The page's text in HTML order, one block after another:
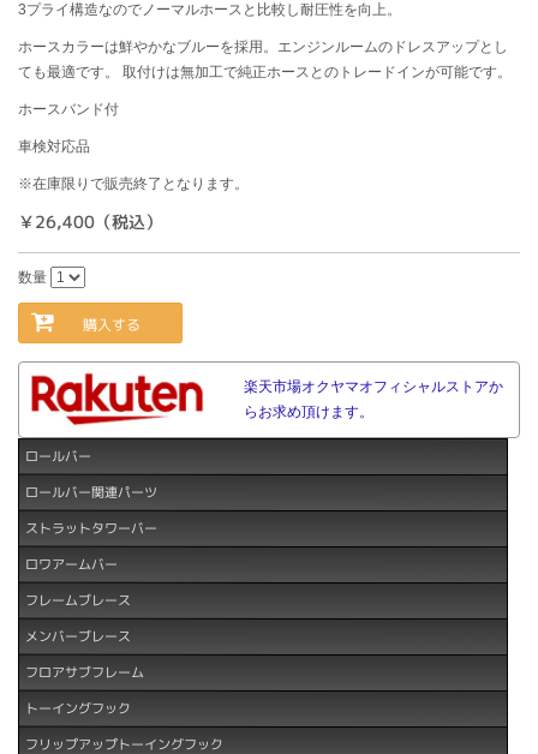
3プライ構造なのでノーマルホースと比較し耐圧性を向上。
ホースカラーは鮮やかなブルーを採用。エンジンルームのドレスアップとし
ても最適です。 取付けは無加工で純正ホースとのトレードインが可能です。
ホースバンド付
車検対応品
※在庫限りで販売終了となります。
￥26,400（税込）
数量
購入する
楽天市場オクヤマオフィシャルストアか
らお求め頂けます。
ロールバー
ロールバー関連パーツ
ストラットタワーバー
ロワアームバー
フレームブレース
メンバーブレース
フロアサブフレーム
トーイングフック
フリップアップトーイングフック